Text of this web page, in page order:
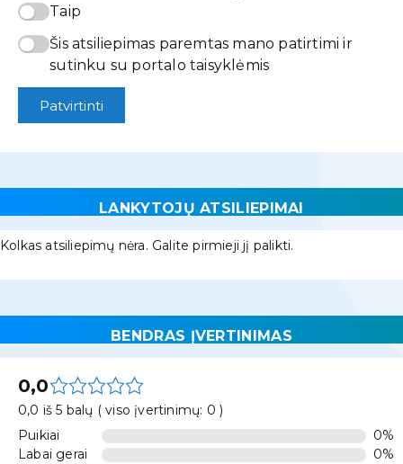
Taip
Šis atsiliepimas paremtas mano patirtimi ir
sutinku su portalo taisyklėmis
Patvirtinti
LANKYTOJŲ ATSILIEPIMAI
Kolkas atsiliepimų nėra. Galite pirmieji jį palikti.
BENDRAS ĮVERTINIMAS
0,0
0,0 iš 5 balų ( viso įvertinimų: 0 )
Puikiai
0%
Labai gerai
0%